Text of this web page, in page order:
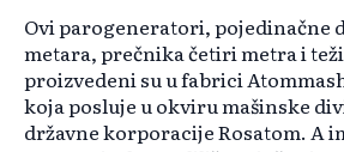
Ovi parogeneratori, pojedinačne
metara, prečnika četiri metra i
proizvedeni su u fabrici
koja posluje u okviru mašinske
državne korporacije Rosatom. A